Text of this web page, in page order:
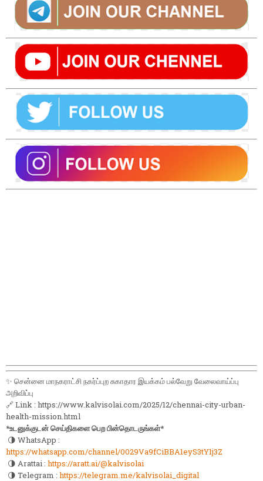
✨ சென்னை மாநகராட்சி நகர்ப்புற சுகாதார இயக்கம் பல்வேறு வேலைவாய்ப்பு
அறிவிப்பு
🔗 Link : https://www.kalvisolai.com/2025/12/chennai-city-urban-
health-mission.html
*உடனுக்குடன் செய்திகளை பெற பின்தொடருங்கள்*
🌗 WhatsApp :
https://whatsapp.com/channel/0029Va9fCiBBA1eyS3tY1j3Z
🌗 Arattai : https://aratt.ai/@kalvisolai
🌗 Telegram : https://telegram.me/kalvisolai_digital